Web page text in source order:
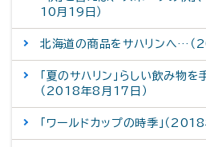
10月19日）
北海道の商品をサハリンへ…（
「夏のサハリン」らしい飲み物
（2018年8月17日）
「ワールドカップの時季」（